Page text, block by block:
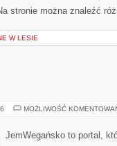
stronie można znaleźć
W LESIE
MOŻLIWOŚĆ
JemWegańsko to portal,